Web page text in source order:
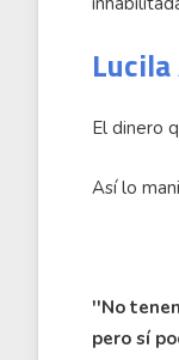
El dinero
Así lo
''No
pero sí